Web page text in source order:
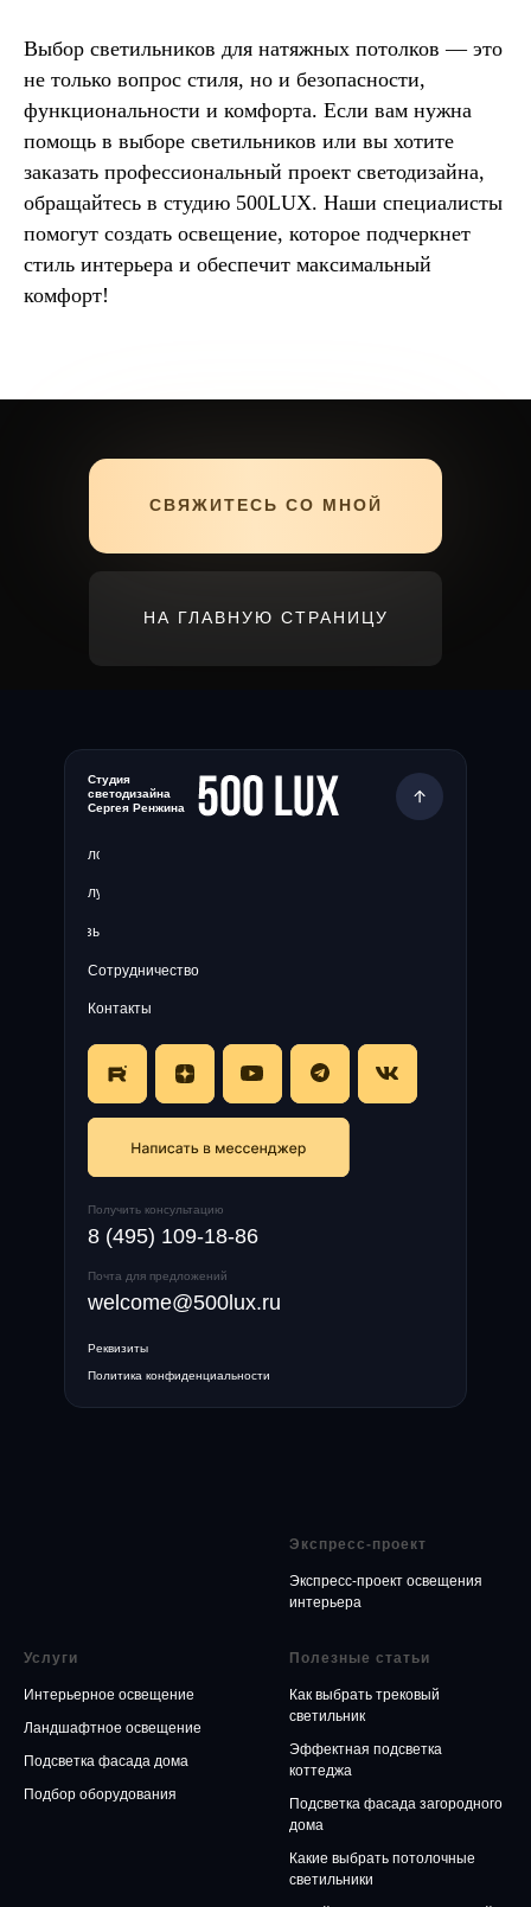
Выбор светильников для натяжных потолков — это
не только вопрос стиля, но и безопасности,
функциональности и комфорта. Если вам нужна
помощь в выборе светильников или вы хотите
заказать профессиональный проект светодизайна,
обращайтесь в студию 500LUX. Наши специалисты
помогут создать освещение, которое подчеркнет
стиль интерьера и обеспечит максимальный
комфорт!
НА ГЛАВНУЮ СТРАНИЦУ
СВЯЖИТЕСЬ СО МНОЙ
Политика конфиденциальности
8 (495) 109-18-86
Реквизиты
welcome@500lux.ru
Получить консультацию
Почта для предложений
Студия
светодизайна
Сергея Ренжина
Блог
Услуги
Отзывы
Сотрудничество
Контакты
Экспресс-проект
Экспресс-проект освещения
интерьера
Услуги
Интерьерное освещение
Ландшафтное освещение
Подсветка фасада дома
Подбор оборудования
Полезные статьи
Как выбрать трековый
светильник
Эффектная подсветка
коттеджа
Подсветка фасада загородного
дома
Какие выбрать потолочные
светильники